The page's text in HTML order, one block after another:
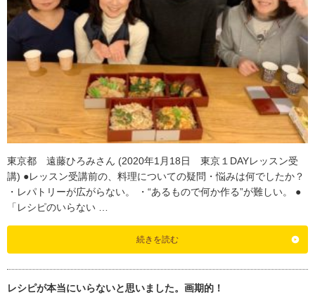
東京都 遠藤ひろみさん (2020年1月18日 東京１DAYレッスン受
講) ●レッスン受講前の、料理についての疑問・悩みは何でしたか？
・レパトリーが広がらない。 ・“あるもので何か作る”が難しい。 ●
「レシピのいらない …
続きを読む
レシピが本当にいらないと思いました。画期的！